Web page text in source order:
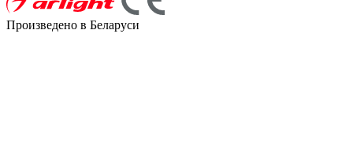
Произведено в Беларуси